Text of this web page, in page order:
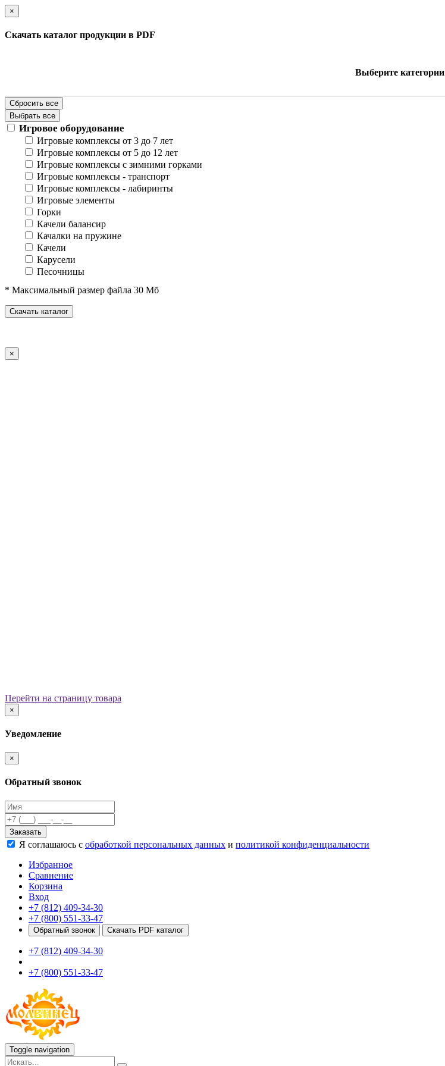
×
Скачать каталог продукции в PDF
Выберите категории
Сбросить все
Выбрать все
Игровое оборудование
Игровые комплексы от 3 до 7 лет
Игровые комплексы от 5 до 12 лет
Игровые комплексы с зимними горками
Игровые комплексы - транспорт
Игровые комплексы - лабиринты
Игровые элементы
Горки
Качели балансир
Качалки на пружине
Качели
Карусели
Песочницы
Домики-беседки
Детские столики и скамьи
Теневые навесы и сцены
Игровые элементы
Качалки на пружине
Домики-беседки
Развивающие игровые элементы
ПДД для детей
Безопасные покрытия
Спортивные элементы
Входные арки
Информационные стойки
Ограждения
Для детей с ограниченными возможностями
Школам
Спортивные комплексы от 5 до 12 лет
Воркаут
Тренажеры
Теннисные столы
Спортивные ворота
Спортивные стойки
Оборудование для ГТО
Информационные стойки
Ограждения
* Максимальный размер файла 30 Мб
Скачать каталог
×
Перейти на страницу товара
×
Уведомление
×
Обратный звонок
Заказать
Я соглашаюсь с обработкой персональных данных и политикой конфиденциальности
Избранное
Сравнение
Корзина
Вход
+7 (812) 409-34-30
+7 (800) 551-33-47
Обратный звонок Скачать PDF каталог
+7 (812) 409-34-30
+7 (800) 551-33-47
Toggle navigation